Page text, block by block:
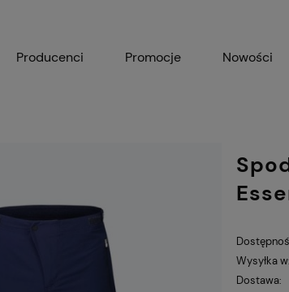
Producenci Promocje Nowości
Wysyłka w:
Dostawa: